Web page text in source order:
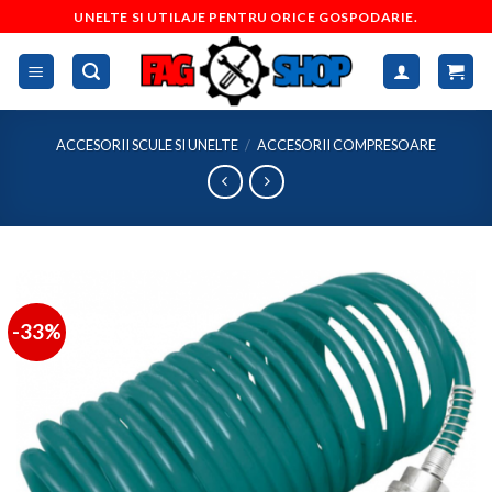
to
content
UNELTE SI UTILAJE PENTRU ORICE GOSPODARIE.
ACCESORII SCULE SI UNELTE / ACCESORII COMPRESOARE
-33%